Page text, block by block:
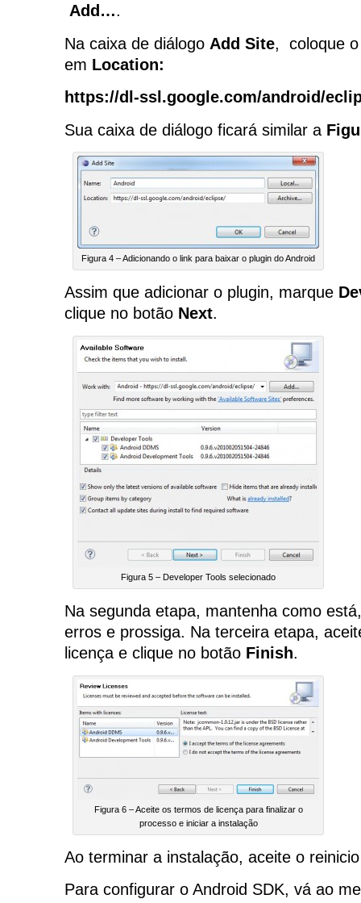
Add….
Na caixa de diálogo Add Site, coloque o
em Location:
https://dl-ssl.google.com/android/
Sua caixa de diálogo ficará similar a
Figura 4 – Adicionando o link para baixar o plugin do Android
Assim que adicionar o plugin, marque
clique no botão Next.
Figura 5 – Developer Tools selecionado
Na segunda etapa, mantenha como
erros e prossiga. Na terceira etapa,
licença e clique no botão Finish.
Figura 6 – Aceite os termos de licença para finalizar o
processo e iniciar a instalação
Ao terminar a instalação, aceite o
Para configurar o Android SDK, vá ao